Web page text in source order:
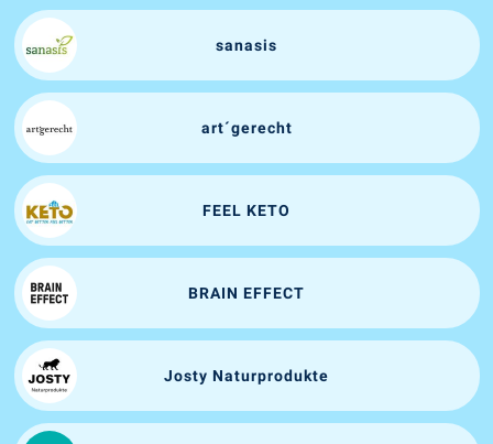
sanasis
art´gerecht
FEEL KETO
BRAIN EFFECT
Josty Naturprodukte